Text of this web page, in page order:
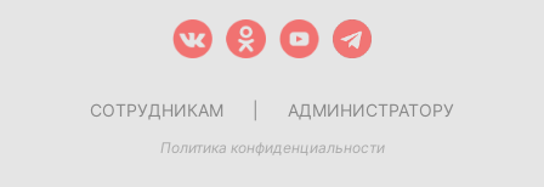
СОТРУДНИКАМ АДМИНИСТРАТОРУ
Политика конфиденциальности